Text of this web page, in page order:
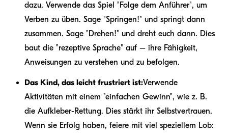
dazu. Verwende das Spiel "Folge dem Anführer", um
Verben zu üben. Sage "Springen!" und springt dann
zusammen. Sage "Drehen!" und dreht euch dann. Dies
baut die "rezeptive Sprache" auf – ihre Fähigkeit,
Anweisungen zu verstehen und zu befolgen.
Das Kind, das leicht frustriert ist:Verwende
Aktivitäten mit einem "einfachen Gewinn", wie z. B.
die Aufkleber-Rettung. Dies stärkt ihr Selbstvertrauen.
Wenn sie Erfolg haben, feiere mit viel speziellem Lob: